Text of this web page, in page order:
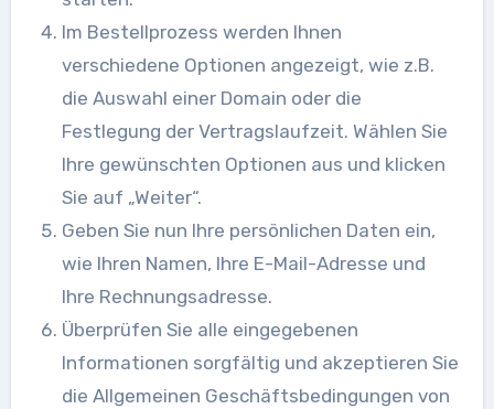
Im Bestellprozess werden Ihnen
verschiedene Optionen angezeigt, wie z.B.
die Auswahl einer Domain oder die
Festlegung der Vertragslaufzeit. Wählen Sie
Ihre gewünschten Optionen aus und klicken
Sie auf „Weiter“.
Geben Sie nun Ihre persönlichen Daten ein,
wie Ihren Namen, Ihre E-Mail-Adresse und
Ihre Rechnungsadresse.
Überprüfen Sie alle eingegebenen
Informationen sorgfältig und akzeptieren Sie
die Allgemeinen Geschäftsbedingungen von